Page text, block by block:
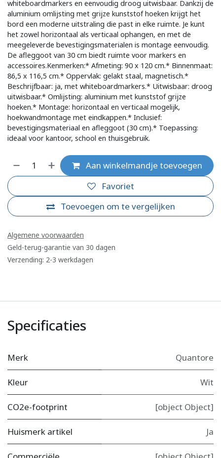
whiteboardmarkers en eenvoudig droog uitwisbaar. Dankzij de
aluminium omlijsting met grijze kunststof hoeken krijgt het
bord een moderne uitstraling die past in elke ruimte. Je kunt
het zowel horizontaal als verticaal ophangen, en met de
meegeleverde bevestigingsmaterialen is montage eenvoudig.
De afleggoot van 30 cm biedt ruimte voor markers en
accessoires.Kenmerken:* Afmeting: 90 x 120 cm.* Binnenmaat:
86,5 x 116,5 cm.* Oppervlak: gelakt staal, magnetisch.*
Beschrijfbaar: ja, met whiteboardmarkers.* Uitwisbaar: droog
uitwisbaar.* Omlijsting: aluminium met kunststof grijze
hoeken.* Montage: horizontaal en verticaal mogelijk,
hoekwandmontage met eindkappen.* Inclusief:
bevestigingsmateriaal en afleggoot (30 cm).* Toepassing:
ideaal voor kantoor, school en thuisgebruik.
Aan winkelmandje toevoegen
Toevoegen om te vergelijken
Favoriet
Algemene voorwaarden
Geld-terug-garantie van 30 dagen
Verzending: 2-3 werkdagen
Specificaties
Merk Quantore
Kleur Wit
CO2e-footprint [object Object]
Huismerk artikel Ja